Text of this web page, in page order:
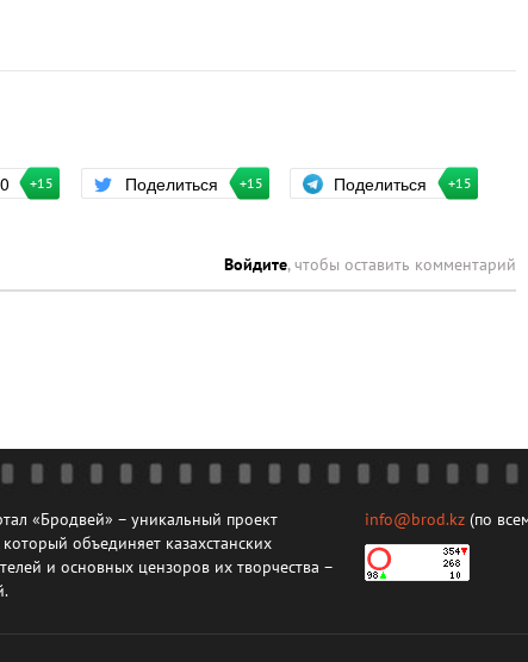
0 +15 Поделиться +15 Поделиться +15
Войдите, чтобы оставить комментарий
«Бродвей» – уникальный проект
который объединяет казахстанских
и основных цензоров их творчества –
info@brod.kz (по